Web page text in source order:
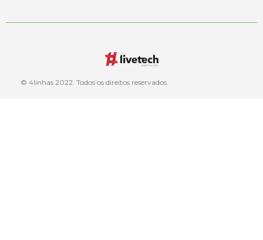
© 4linhas 2022. Todos os direitos reservados.